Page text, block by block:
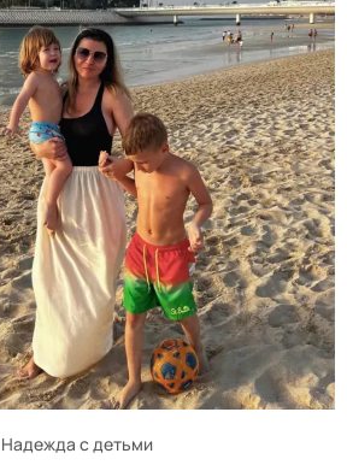
Надежда с детьми